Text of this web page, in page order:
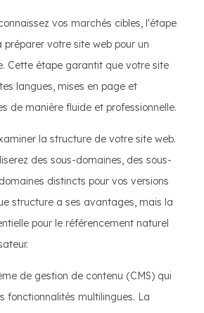
vos marchés cibles, l'étape
votre site web pour un
Cette étape garantit que votre site
langues, mises en page et
de manière fluide et professionnelle.
la structure de votre site web.
des sous-domaines, des sous-
distincts pour vos versions
structure a ses avantages, mais la
pour le référencement naturel
de gestion de contenu (CMS) qui
fonctionnalités multilingues. La